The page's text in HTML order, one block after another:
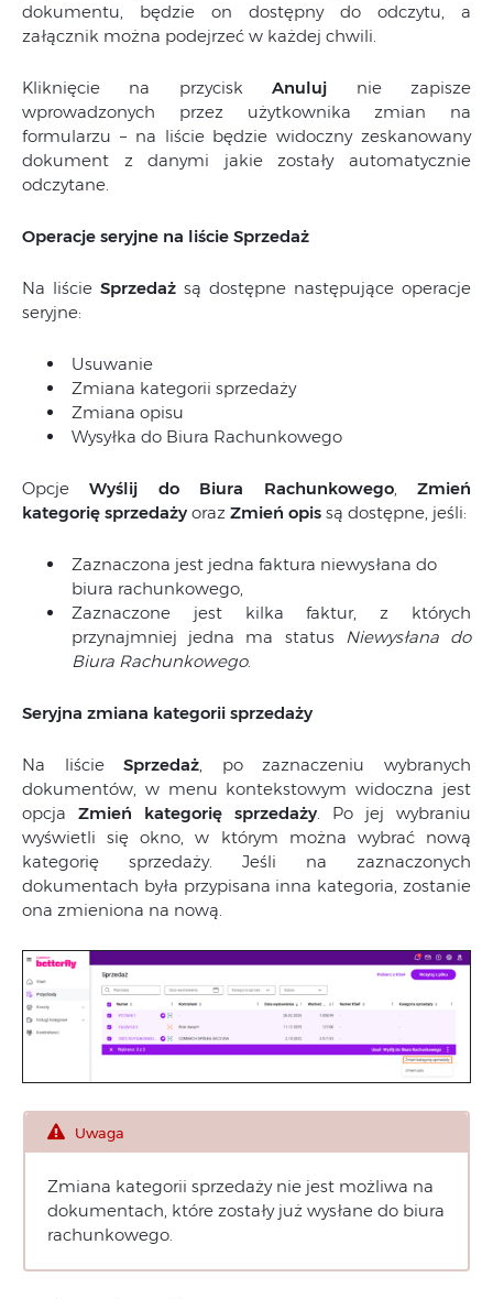
dokumentu, będzie on dostępny do odczytu, a
załącznik można podejrzeć w każdej chwili.
Kliknięcie na przyciskAnuluj nie zapisze
wprowadzonych przez użytkownika zmian na
formularzu – na liście będzie widoczny zeskanowany
dokument z danymi jakie zostały automatycznie
odczytane.
Operacje seryjne na liście Sprzedaż
Na liście Sprzedaż są dostępne następujące operacje
seryjne:
Usuwanie
Zmiana kategorii sprzedaży
Zmiana opisu
Wysyłka do Biura Rachunkowego
OpcjeWyślij do Biura Rachunkowego,Zmień
kategorię sprzedaży oraz Zmień opis są dostępne, jeśli:
Zaznaczona jest jedna faktura niewysłana do
biura rachunkowego,
Zaznaczone jest kilka faktur, z których
przynajmniej jedna ma status Niewysłana do
Biura Rachunkowego.
Seryjna zmiana kategorii sprzedaży
Na liścieSprzedaż, po zaznaczeniu wybranych
dokumentów, w menu kontekstowym widoczna jest
opcja Zmień kategorię sprzedaży. Po jej wybraniu
wyświetli się okno, w którym można wybrać nową
kategorię sprzedaży. Jeśli na zaznaczonych
dokumentach była przypisana inna kategoria, zostanie
ona zmieniona na nową.
Uwaga
Zmiana kategorii sprzedaży nie jest możliwa na
dokumentach, które zostały już wysłane do biura
rachunkowego.